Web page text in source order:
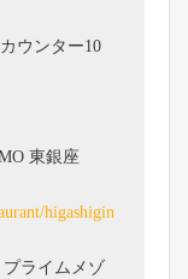
ウンター10
東銀座
higashigin
ライムメゾ